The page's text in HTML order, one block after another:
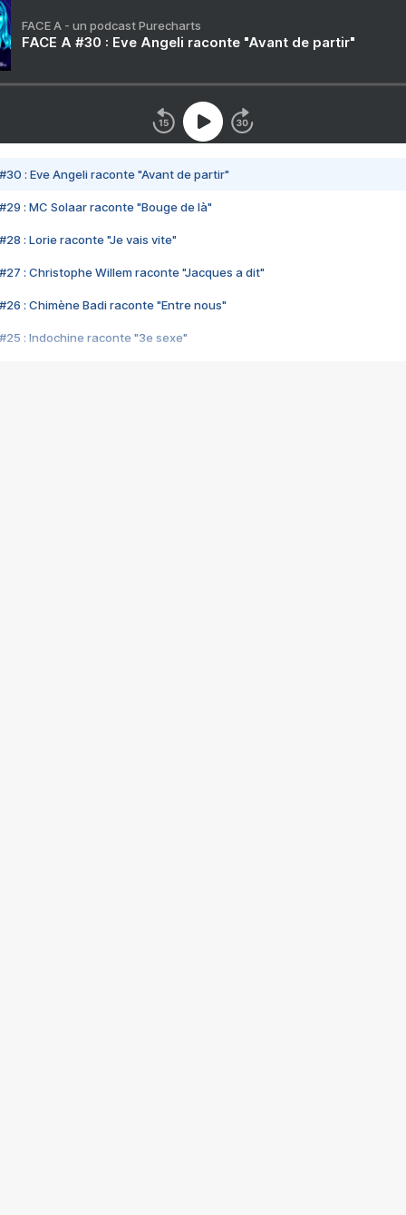
FACE A - un podcast Purecharts
FACE A #30 : Eve Angeli raconte "Avant de partir"
#30 : Eve Angeli raconte "Avant de partir"
#29 : MC Solaar raconte "Bouge de là"
#28 : Lorie raconte "Je vais vite"
#27 : Christophe Willem raconte "Jacques a dit"
#26 : Chimène Badi raconte "Entre nous"
#25 : Indochine raconte "3e sexe"